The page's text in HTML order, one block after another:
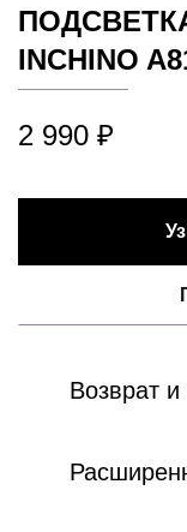
INCHINO
2 990 ₽
Возврат